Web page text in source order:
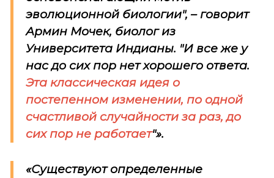
эволюционной биологии", – говорит
Армин Мочек, биолог из
Университета Индианы. "И все же у
нас до сих пор нет хорошего ответа.
Эта классическая идея о
постепенном изменении, по одной
счастливой случайности за раз, до
сих пор не работает"».
«Существуют определенные